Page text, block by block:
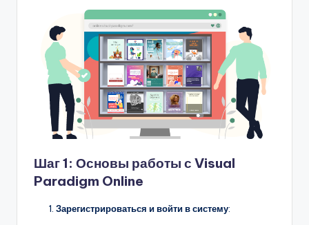
siШаг 1: Основы работы с Visual
Paradigm Online
Зарегистрироваться и войти в систему: